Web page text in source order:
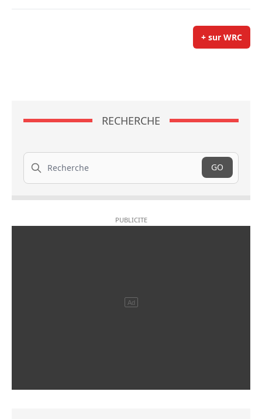
+ sur WRC
RECHERCHE
Recherche
GO